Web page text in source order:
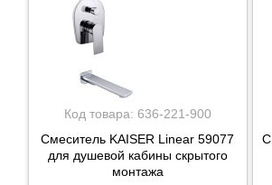
Код товара: 636-221-900
Смеситель KAISER Linear 59077
для душевой кабины скрытого
монтажа